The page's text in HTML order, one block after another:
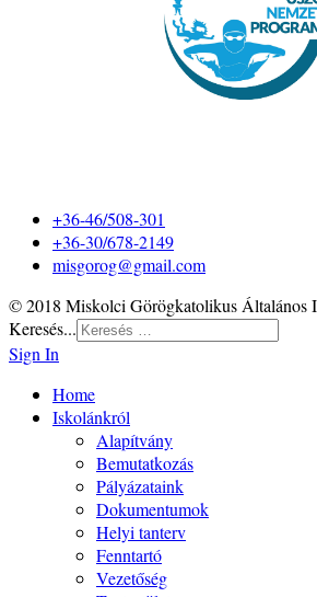
+36-46/508-301
+36-30/678-2149
misgorog@gmail.com
© 2018 Miskolci Görögkatolikus Általános
Keresés...
Sign In
Home
Iskolánkról
Alapítvány
Bemutatkozás
Pályázataink
Dokumentumok
Helyi tanterv
Fenntartó
Vezetőség